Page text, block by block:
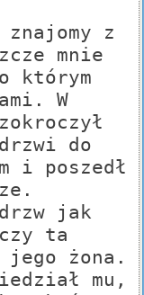
z
mnie
którym
W
do
i poszedł
drzw jak
ta
żona.
mu,